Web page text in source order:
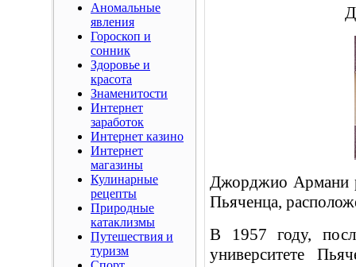
Аномальные
явления
Гороскоп и
сонник
Здоровье и
красота
Знаменитости
Интернет
заработок
Интернет казино
Интернет
магазины
Кулинарные
рецепты
Природные
катаклизмы
Путешествия и
туризм
Джорджио Армани
Пьяченца,
В 1957 году,
университете